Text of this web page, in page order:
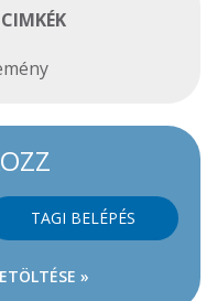
TAGI BELÉPÉS
»